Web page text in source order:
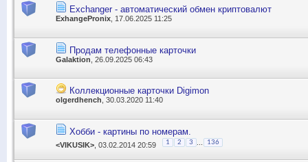
Exchanger - автоматический обмен криптовалют
ExhangePronix , 17.06.2025 11:25
Продам телефонные карточки
Galaktion , 26.09.2025 06:43
Коллекционные карточки Digimon
olgerdhench , 30.03.2020 11:40
Хобби - картины по номерам.
<VIKUSIK> , 03.02.2014 20:59 1 2 3 136